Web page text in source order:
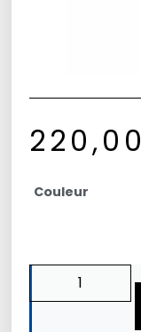
220,00
Couleur